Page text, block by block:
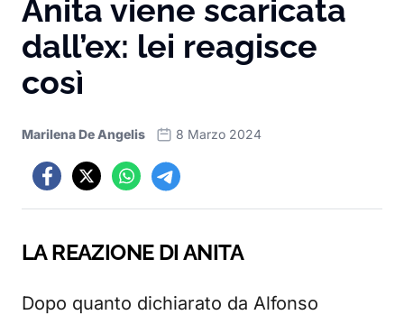
Anita viene scaricata
dall’ex: lei reagisce
così
Marilena De Angelis 8 Marzo 2024
LA REAZIONE DI ANITA
Dopo quanto dichiarato da Alfonso